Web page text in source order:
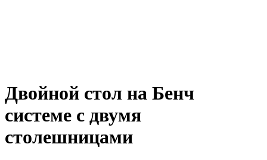
Двойной стол на Бенч
системе с двумя
столешницами